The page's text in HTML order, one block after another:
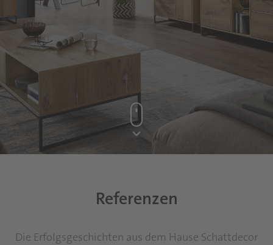
Referenzen
Die Erfolgsgeschichten aus dem Hause Schattdecor